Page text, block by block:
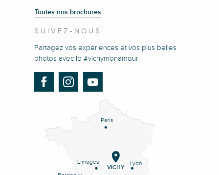
Toutes nos brochures
SUIVEZ-NOUS
Partagez vos expériences et vos plus belles
photos avec le #vichymonamour
Paris
Lyon
Limoges
VICHY